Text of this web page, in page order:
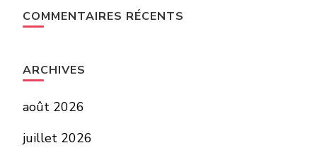
COMMENTAIRES RÉCENTS
ARCHIVES
août 2026
juillet 2026